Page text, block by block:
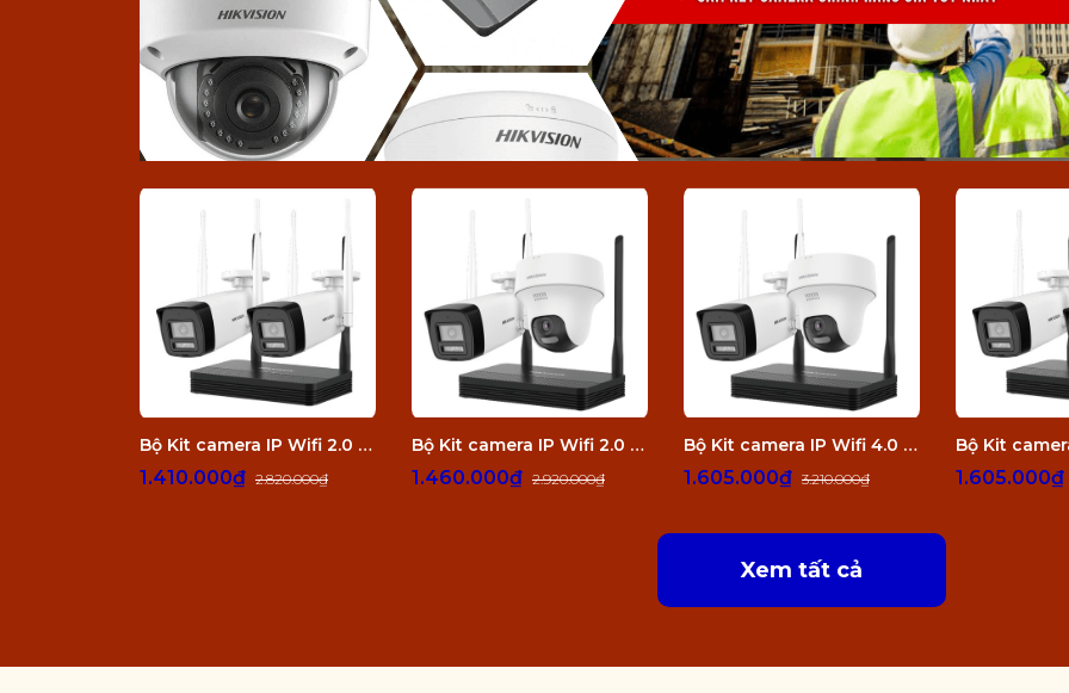
Bộ Kit camera IP Wifi 2.0 Megapixel HIKVISION DS-J142I/NKS422W0H
1.410.000₫ 2.820.000₫
Bộ Kit camera IP Wifi 2.0 Megapixel HIKVISION DS-J142I/NKS422W02H
1.460.000₫ 2.920.000₫
Bộ Kit camera IP Wifi 4.0 Megapixel HIKVISION DS-J142I/NKS424W02H
1.605.000₫ 3.210.000₫ 1.605.000₫
Xem tất cả